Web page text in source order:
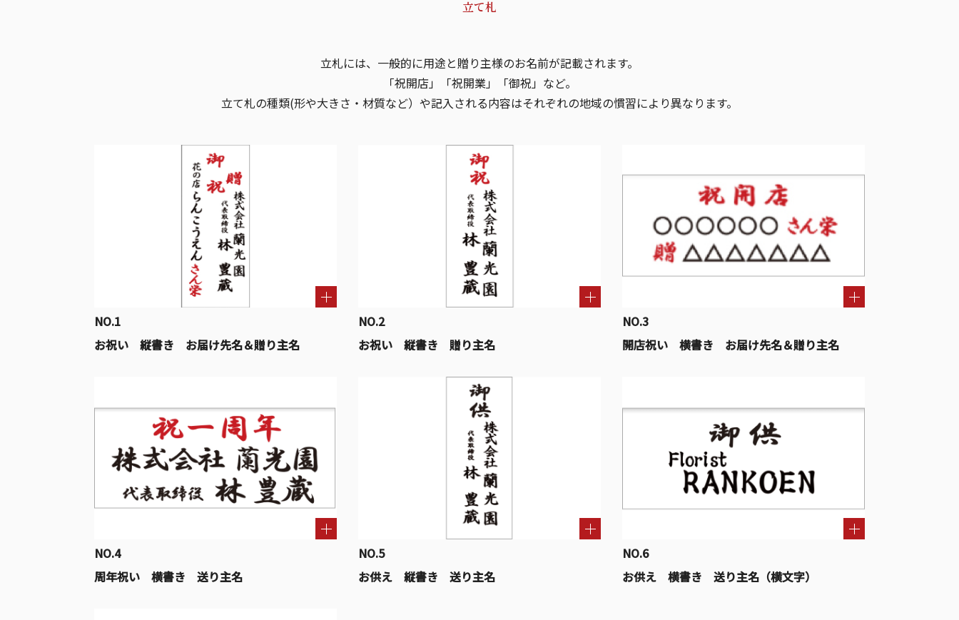
立て札
立札には、一般的に用途と贈り主様のお名前が記載されます。
「祝開店」「祝開業」「御祝」など。
立て札の種類(形や大きさ・材質など）や記入される内容はそれぞれの地域の慣習により異なります。
NO.1
お祝い 縦書き お届け先名＆贈り主名
NO.2
お祝い 縦書き 贈り主名
NO.3
開店祝い 横書き お届け先名＆贈り主名
NO.4
周年祝い 横書き 送り主名
NO.5
お供え 縦書き 送り主名
NO.6
お供え 横書き 送り主名（横文字）